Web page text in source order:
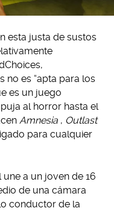
esta justa de sustos
no es “apta para los
es un juego
al horror hasta el
Amnesia , Outlast
para cualquier
a un joven de 16
de una cámara
conductor de la